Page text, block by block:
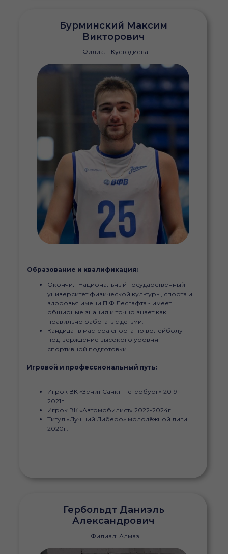
Бурминский Максим
Викторович
Филиал: Кустодиева
Образование и квалификация:
Окончил Национальный государственный
университет физической культуры, спорта и
здоровья имени П.Ф Лесгафта - имеет
обширные знания и точно знает как
правильно работать с детьми.
Кандидат в мастера спорта по волейболу -
подтверждение высокого уровня
спортивной подготовки.
Игровой и профессиональный путь:
Игрок ВК «Зенит Санкт-Петербург» 2019-
2021г.
Игрок ВК «Автомобилист» 2022-2024г.
Титул «Лучший Либеро» молодёжной лиги
2020г.
Гербольдт Даниэль
Александрович
Филиал: Алмаз